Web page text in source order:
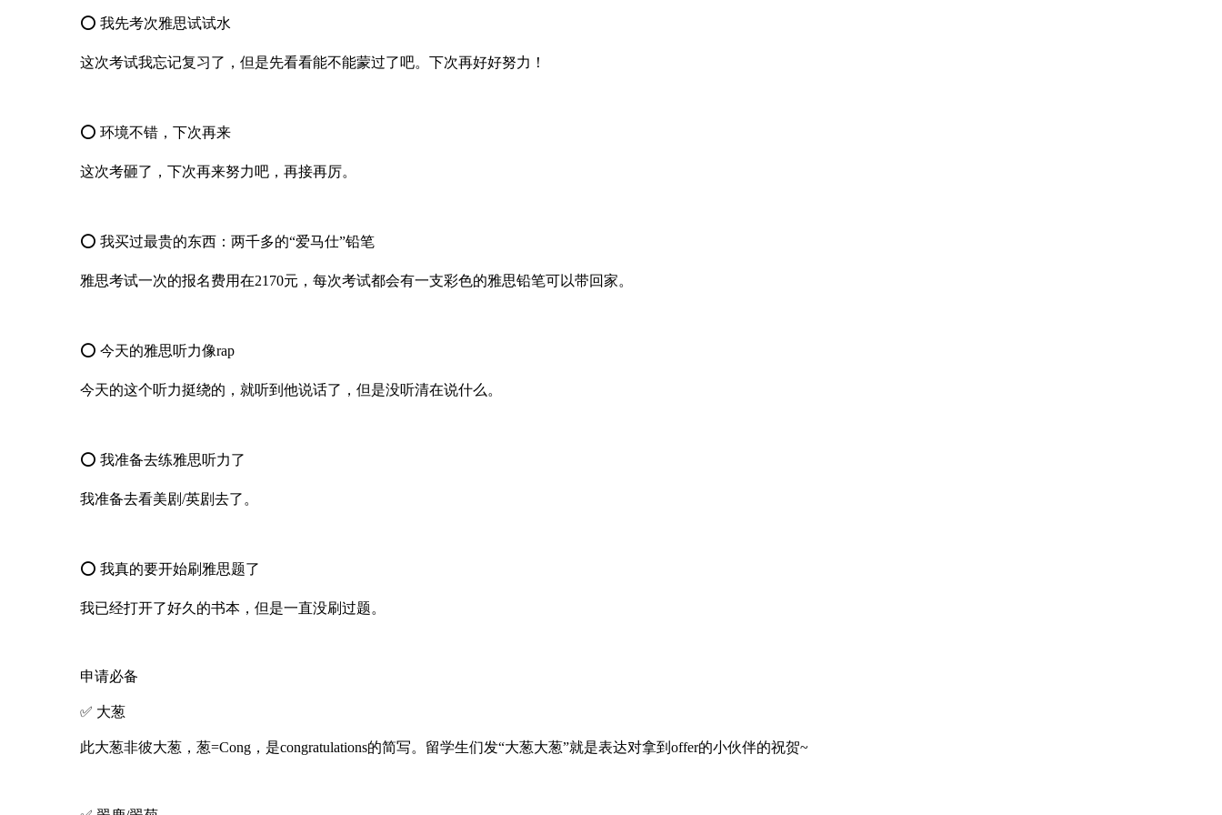
⭕ 我先考次雅思试试水
这次考试我忘记复习了，但是先看看能不能蒙过了吧。下次再好好努力！
⭕ 环境不错，下次再来
这次考砸了，下次再来努力吧，再接再厉。
⭕ 我买过最贵的东西：两千多的“爱马仕”铅笔
雅思考试一次的报名费用在2170元，每次考试都会有一支彩色的雅思铅笔可以带回家。
⭕ 今天的雅思听力像rap
今天的这个听力挺绕的，就听到他说话了，但是没听清在说什么。
⭕ 我准备去练雅思听力了
我准备去看美剧/英剧去了。
⭕ 我真的要开始刷雅思题了
我已经打开了好久的书本，但是一直没刷过题。
申请必备
✅ 大葱
此大葱非彼大葱，葱=Cong，是congratulations的简写。留学生们发“大葱大葱”就是表达对拿到offer的小伙伴的祝贺~